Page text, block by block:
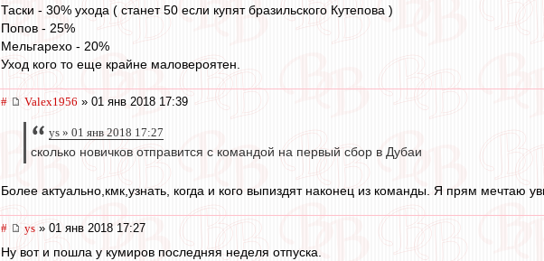
Таски - 30% ухода ( станет 50 если купят бразильского Кутепова )
Попов - 25%
Мельгарехо - 20%
Уход кого то еще крайне маловероятен.
# Valex1956 » 01 янв 2018 17:39
ys » 01 янв 2018 17:27
сколько новичков отправится с командой на первый сбор в Дубаи
Более актуально,кмк,узнать, когда и кого выпиздят наконец из команды. Я прям мечтаю
# ys » 01 янв 2018 17:27
Ну вот и пошла у кумиров последняя неделя отпуска.